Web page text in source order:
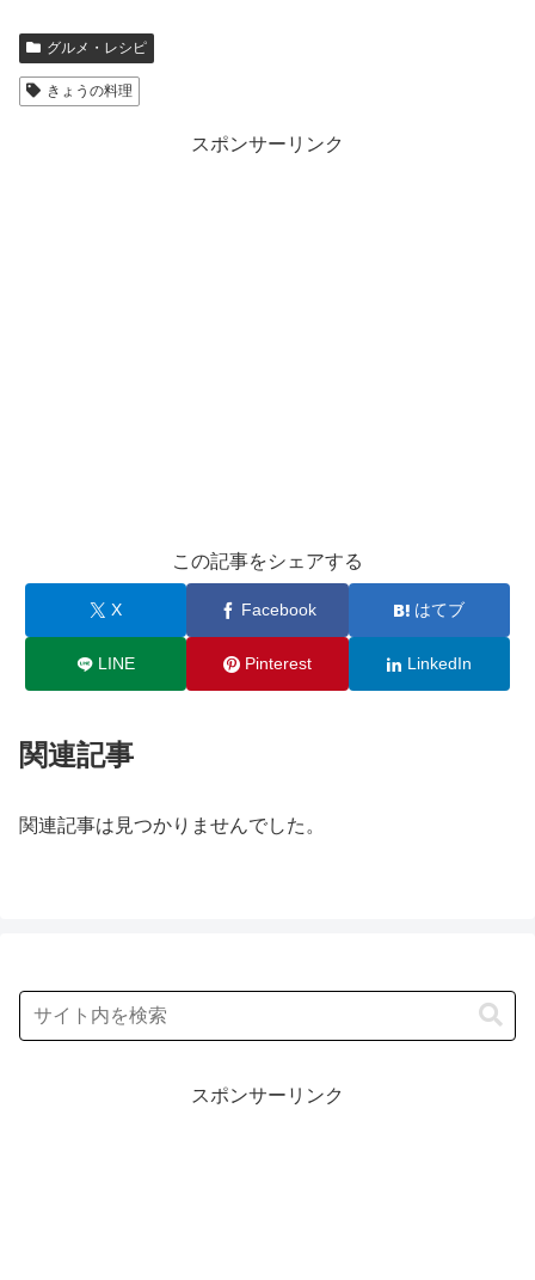
グルメ・レシピ
きょうの料理
スポンサーリンク
この記事をシェアする
X Facebook はてブ
LINE Pinterest LinkedIn
関連記事
関連記事は見つかりませんでした。
スポンサーリンク